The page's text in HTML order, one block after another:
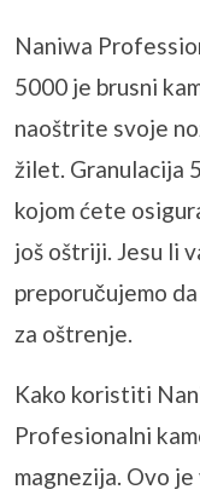
Naniwa
5000 je brusni
naoštrite svoje
žilet. Granulacija
kojom ćete
još oštriji. Jesu li
preporučujemo
za oštrenje.
Kako koristiti
Profesionalni
magnezija. Ovo